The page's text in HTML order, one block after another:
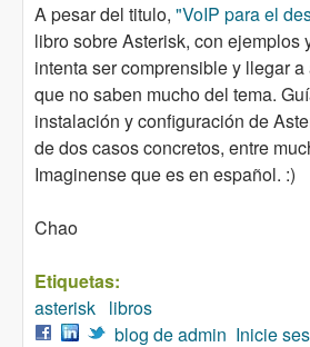
A pesar del titulo, "VoIP para el
libro sobre Asterisk, con ejemplos
intenta ser comprensible y llegar
que no saben mucho del tema.
instalación y configuración de
de dos casos concretos, entre
Imaginense que es en español. :)
Chao
Etiquetas:
asterisk libros
blog de admin Inicie